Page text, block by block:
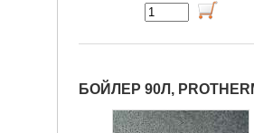
БОЙЛЕР 90Л,